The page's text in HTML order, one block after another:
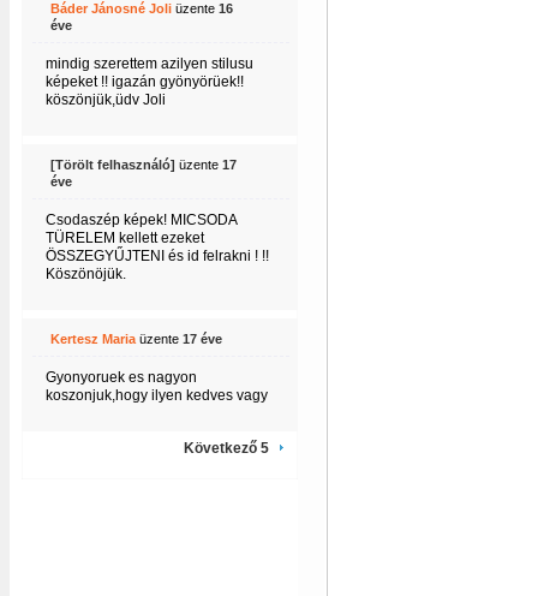
Báder Jánosné Joliüzente 16
éve
mindig szerettem azilyen stilusu
képeket !! igazán gyönyörüek!!
köszönjük,üdv Joli
[Törölt felhasználó] üzente 17
éve
Csodaszép képek! MICSODA
TÜRELEM kellett ezeket
ÖSSZEGYŰJTENI és id felrakni ! !!
Köszönöjük.
Kertesz Mariaüzente 17 éve
Gyonyoruek es nagyon
koszonjuk,hogy ilyen kedves vagy
Következő 5